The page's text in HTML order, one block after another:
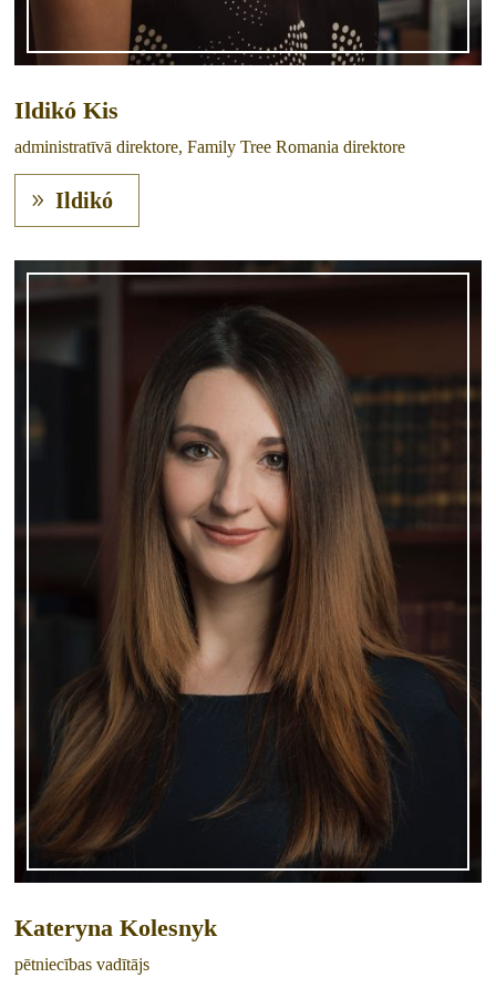
Ildikó Kis
administratīvā direktore, Family Tree Romania direktore
Ildikó
Kateryna Kolesnyk
pētniecības vadītājs